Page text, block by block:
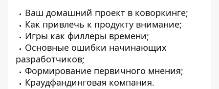
Ваш домашний проект в коворкинге;
Как привлечь к продукту внимание;
Игры как филлеры времени;
Основные ошибки начинающих
разработчиков;
Формирование первичного мнения;
Краудфандинговая компания.